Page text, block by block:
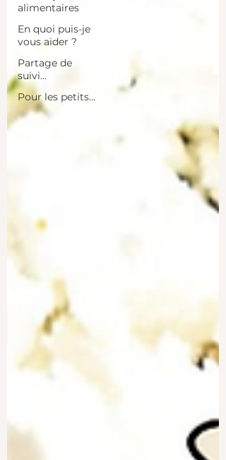
alimentaires
En quoi puis-je
vous aider ?
Partage de
suivi...
Pour les petits...